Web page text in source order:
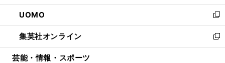
開
く
ウ
で
開
く
ン
ド
ウ
で
開
ウ
ィ
ン
ド
ウ
し
い
ウ
ィ
ン
UOMO
新
し
い
ウ
集英社オンライン
新
し
芸能・情報・スポーツ